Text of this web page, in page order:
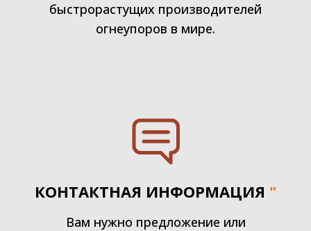
быстрорастущих производителей
огнеупоров в мире.
КОНТАКТНАЯ ИНФОРМАЦИЯ "
Вам нужно предложение или